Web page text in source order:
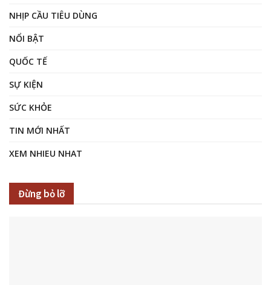
NHỊP CẦU TIÊU DÙNG
NỔI BẬT
QUỐC TẾ
SỰ KIỆN
SỨC KHỎE
TIN MỚI NHẤT
XEM NHIEU NHAT
Đừng bỏ lỡ